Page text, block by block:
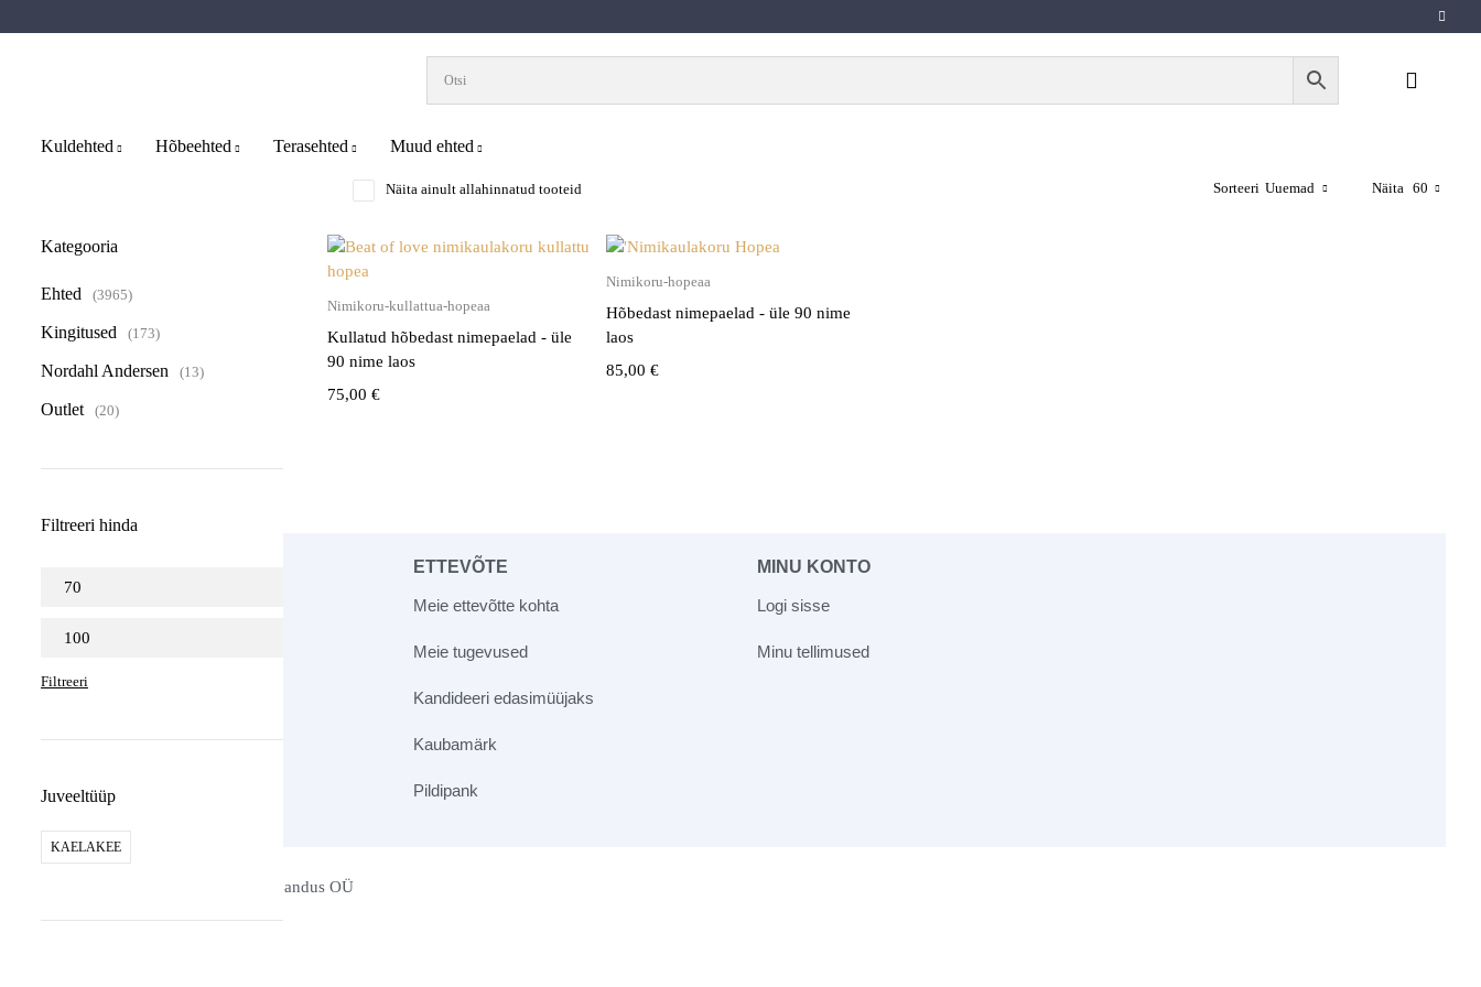
Kuldehted Hõbeehted Terasehted Muud ehted
Kategooria
Ehted (3965)
Kingitused (173)
Nordahl Andersen (13)
Outlet (20)
Filtreeri hinda
Filtreeri
Juveeltüüp
KAELAKEE
Sorteeri Uuemad
Näita ainult allahinnatud tooteid Näita 60
Vali
Nimikoru-kullattua-hopeaa
Kullatud hõbedast nimepaelad - üle
90 nime laos
75,00 €
Nimikoru-hopeaa
Hõbedast nimepaelad - üle 90 nime
laos
85,00 €
ETTEVÕTE
Meie ettevõtte kohta
Meie tugevused
Kandideeri edasimüüjaks
Kaubamärk
Pildipank
MINU KONTO
Logi sisse
Minu tellimused
© 2026 Auerman Kaubandus OÜ